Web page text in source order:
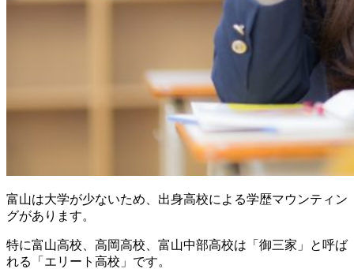
富山は大学が少ないため、出身高校による学歴マウンティン
グがあります。
特に富山高校、高岡高校、富山中部高校は「御三家」と呼ば
れる「エリート高校」です。